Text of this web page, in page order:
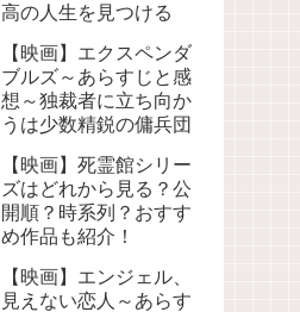
高の人生を見つける
【映画】エクスペンダ
ブルズ～あらすじと感
想～独裁者に立ち向か
うは少数精鋭の傭兵団
【映画】死霊館シリー
ズはどれから見る？公
開順？時系列？おすす
め作品も紹介！
【映画】エンジェル、
見えない恋人～あらす